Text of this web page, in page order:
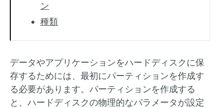
ン
種類
データやアプリケーションをハードディスクに保
存するためには、最初にパーティションを作成す
る必要があります。パーティションを作成する
と、ハードディスクの物理的なパラメータが設定